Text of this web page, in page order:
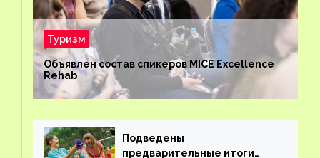
Туризм
Объявлен состав спикеров MICE Excellence
Rehab
Подведены
предварительные итоги